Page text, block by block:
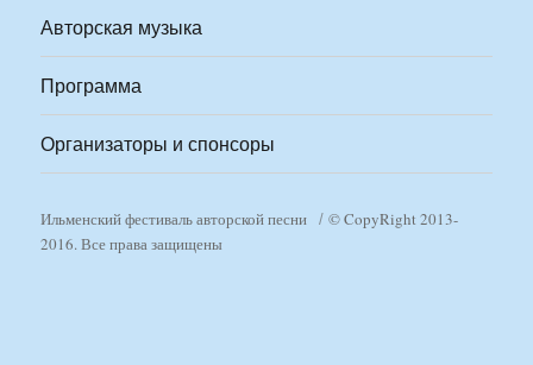
Авторская музыка
Программа
Организаторы и спонсоры
Ильменский фестиваль авторской песни
© CopyRight 2013-
2016. Все права защищены